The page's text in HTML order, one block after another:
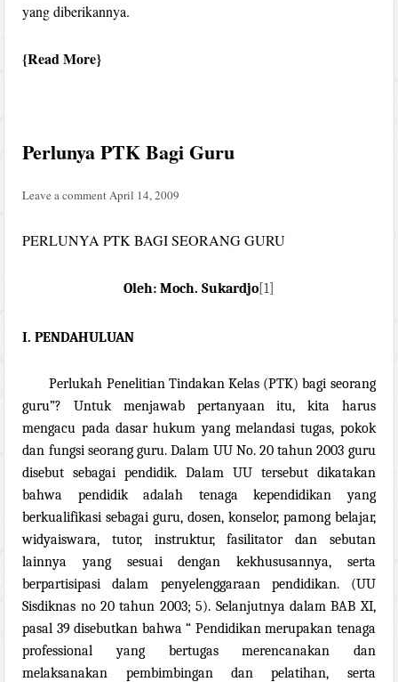
yang diberikannya.
Read More
Perlunya PTK Bagi Guru
Leave a comment April 14, 2009
PERLUNYA PTK BAGI SEORANG GURU
Oleh: Moch. Sukardjo[1]
I. PENDAHULUAN
Perlukah Penelitian Tindakan Kelas (PTK) bagi seorang
guru”?
Untuk menjawab pertanyaan itu, kita harus
mengacu pada dasar hukum yang melandasi tugas, pokok
dan fungsi seorang guru.Dalam UU No. 20 tahun 2003 guru
disebut sebagai
pendidik. Dalam UU tersebut dikatakan
bahwa pendidik adalah tenaga kependidikan yang
berkualifikasi sebagai guru, dosen, konselor, pamong belajar,
widyaiswara, tutor, instruktur, fasilitator dan sebutan
lainnya yang sesuai dengan kekhususannya, serta
berpartisipasi dalam penyelenggaraan pendidikan. (UU
Sisdiknas no 20 tahun 2003; 5). Selanjutnya dalam BAB XI,
pasal 39 disebutkan bahwa “ Pendidikan merupakan tenaga
professional yang bertugas merencanakan dan
melaksanakan pembimbingan dan pelatihan, serta